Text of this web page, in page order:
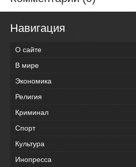
Навигация
О сайте
В мире
Экономика
Религия
Криминал
Спорт
Культура
Инопресса